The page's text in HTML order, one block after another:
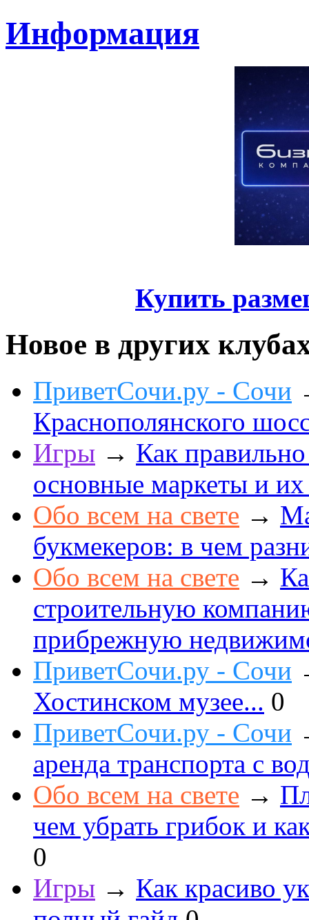
Информация
Купить
Новое в других
ПриветСочи.ру - Сочи
Краснополянского
Игры → Как
основные маркеты и
Обо всем на свете →
букмекеров: в чем
Обо всем на свете →
строительную
прибрежную
ПриветСочи.ру - Сочи
Хостинском музее... 0
ПриветСочи.ру - Сочи
аренда транспорта с
Обо всем на свете →
чем убрать грибок и
0
Игры → Как красиво